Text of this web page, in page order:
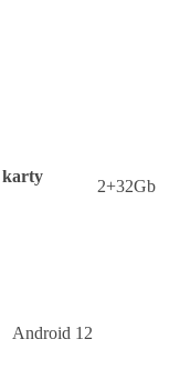
karty
2+32Gb
Android 12